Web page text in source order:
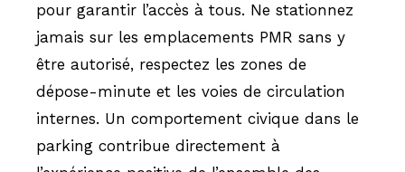
pour garantir l’accès à tous. Ne stationnez
jamais sur les emplacements PMR sans y
être autorisé, respectez les zones de
dépose-minute et les voies de circulation
internes. Un comportement civique dans le
parking contribue directement à